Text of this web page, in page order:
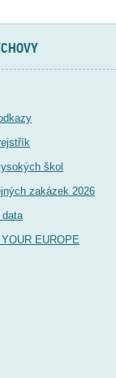
škol
zakázek 2026
data
EUROPE